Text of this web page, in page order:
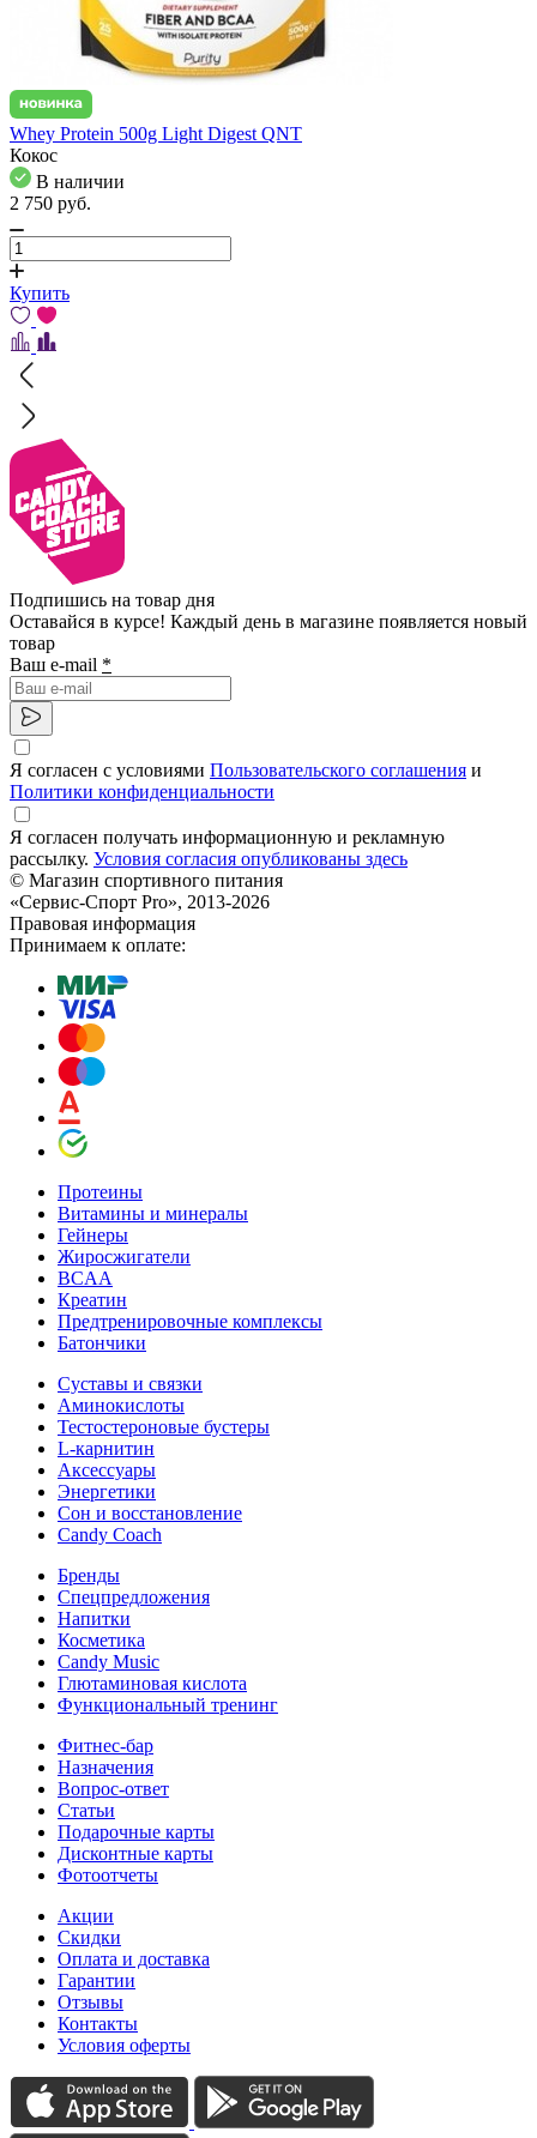
Whey Protein 500g Light Digest QNT
Кокос
В наличии
2 750 pуб.
Купить
Подпишись на товар дня
Оставайся в курсе! Каждый день в магазине появляется новый
товар
Ваш e-mail *
Я согласен с условиями Пользовательского соглашения и
Политики конфиденциальности
Я согласен получать информационную и рекламную
рассылку. Условия согласия опубликованы здесь
© Магазин спортивного питания
«Сервис-Спорт Pro», 2013-2026
Правовая информация
Принимаем к оплате:
Протеины
Витамины и минералы
Гейнеры
Жиросжигатели
BCAA
Креатин
Предтренировочные комплексы
Батончики
Суставы и связки
Аминокислоты
Тестостероновые бустеры
L-карнитин
Аксессуары
Энергетики
Сон и восстановление
Candy Coach
Бренды
Спецпредложения
Напитки
Косметика
Candy Music
Глютаминовая кислота
Функциональный тренинг
Фитнес-бар
Назначения
Вопрос-ответ
Статьи
Подарочные карты
Дисконтные карты
Фотоотчеты
Акции
Скидки
Оплата и доставка
Гарантии
Отзывы
Контакты
Условия оферты